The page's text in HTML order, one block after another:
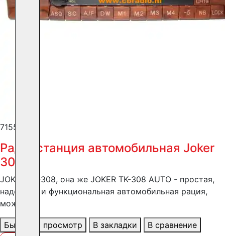
7155 ₽
Радиостанция автомобильная Joker
308
JOKER TK-308, она же JOKER TK-308 AUTO - простая,
надежная и функциональная автомобильная рация,
мож..
Быстрый просмотр В закладки
В сравнение